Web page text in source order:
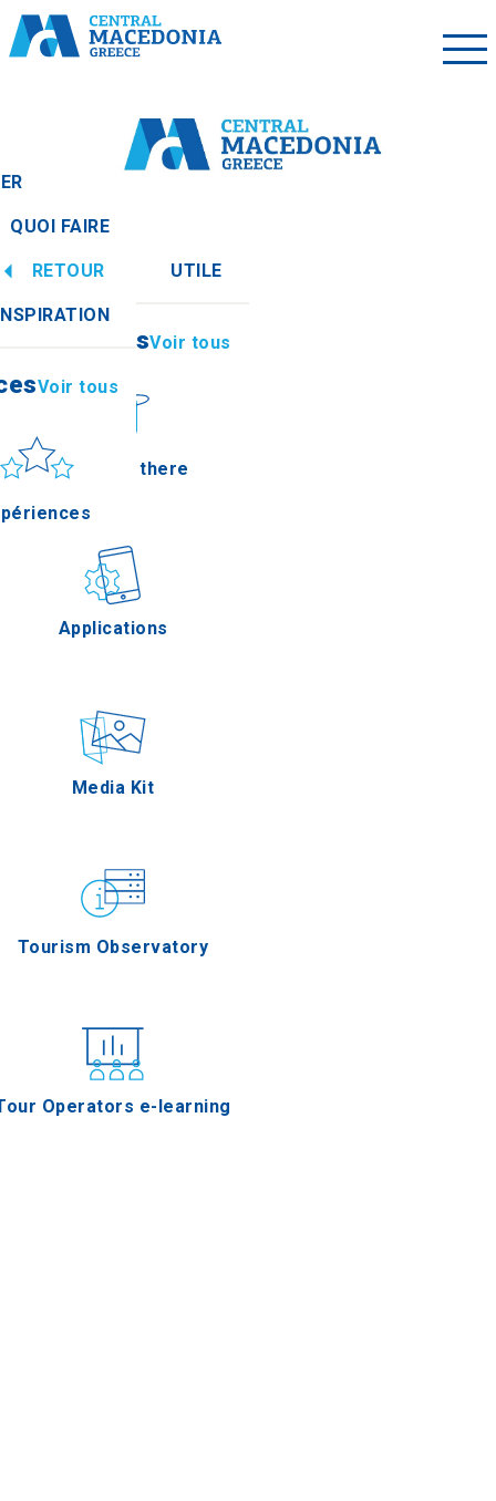
QUOI FAIRE
RETOUR UTILE
Voir tous
How to get there
Applications
Media Kit
Tourism Observatory
Operators e-learning
Voir tous